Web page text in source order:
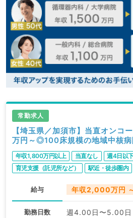
常勤求人
【埼玉県／加須市】当直オン
万円～◎100床規模の地域中核病
年収1,800万円以上 当直なし
週4日以
育児支援（託児所など）
駅近・徒歩圏内
給与 年収2,000万円
勤務日数 週4.00日〜5.00日